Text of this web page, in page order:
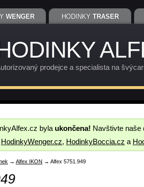
WENGER HODINKY TRASER
prodejce a specialista na
byla ukončena! Navštivte naše
HodinkyWenger.cz, HodinkyBoccia.cz a
→ Alfex IKON → Alfex 5751.949